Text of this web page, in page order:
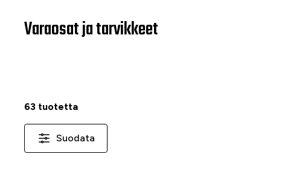
Varaosat ja tarvikkeet
63 tuotetta
Suodata